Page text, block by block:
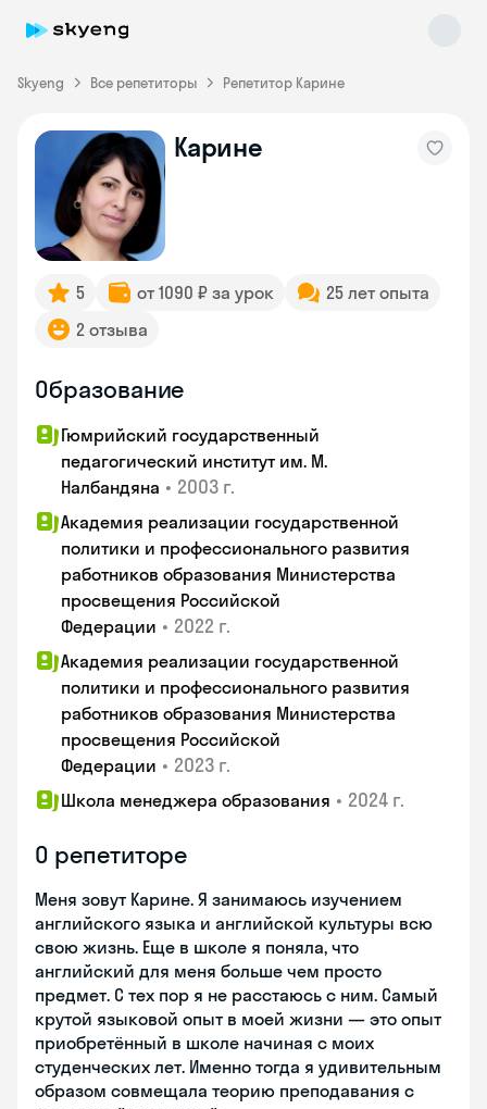
Skyeng Все репетиторы Репетитор Карине
Карине
5 от 1090 ₽ за урок
25 лет опыта
2 отзыва
Образование
Гюмрийский государственный
педагогический институт им. М.
Налбандяна • 2003 г.
Академия реализации государственной
политики и профессионального развития
работников образования Министерства
просвещения Российской
Федерации • 2022 г.
Академия реализации государственной
политики и профессионального развития
работников образования Министерства
просвещения Российской
Федерации • 2023 г.
Школа менеджера образования • 2024 г.
О репетиторе
Меня зовут Карине. Я занимаюсь изучением
английского языка и английской культуры всю
свою жизнь. Еще в школе я поняла, что
английский для меня больше чем просто
предмет. С тех пор я не расстаюсь с ним. Самый
крутой языковой опыт в моей жизни — это опыт
приобретённый в школе начиная с моих
студенческих лет. Именно тогда я удивительным
образом совмещала теорию преподавания с
Skyeng Chat
online